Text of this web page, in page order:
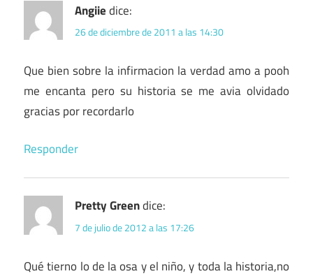
Angiiedice:
26 de diciembre de 2011 a las 14:30
Que bien sobre la infirmacion la verdad amo a pooh
me encanta pero su historia se me avia olvidado
gracias por recordarlo
Responder
Pretty Greendice:
7 de julio de 2012 a las 17:26
Qué tierno lo de la osa y el niño, y toda la historia,no